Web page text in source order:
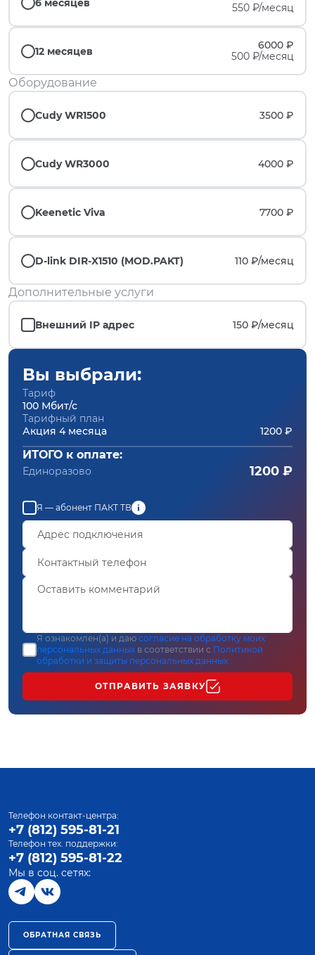
550 ₽/месяц
12 месяцев
6000 ₽
500 ₽/месяц
Оборудование
Cudy WR1500 3500 ₽
Cudy WR3000 4000 ₽
Keenetic Viva 7700 ₽
D-link DIR-X1510 (MOD.PAKT) 110 ₽/месяц
Дополнительные услуги
Внешний IP адрес 150 ₽/месяц
Вы выбрали:
Тариф
100 Мбит/с
Тарифный план
Акция 4 месяца
1200 ₽
ИТОГО к оплате:
Единоразово 1200 ₽
Я — абонент ПАКТ ТВ
Я ознакомлен(а) и даю согласие на обработку моих
персональных данных в соответствии с Политикой
обработки и защиты персональных данных
ОТПРАВИТЬ ЗАЯВКУ
Телефон контакт-центра:
+7 (812) 595-81-21
Телефон тех. поддержки:
+7 (812) 595-81-22
Мы в соц. сетях:
ОБРАТНАЯ СВЯЗЬ